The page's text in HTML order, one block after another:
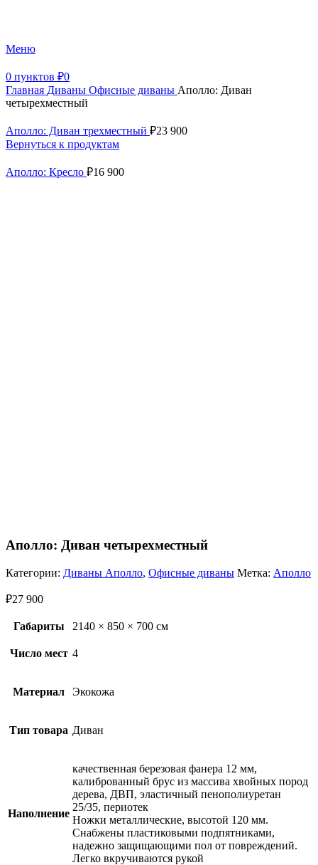
Меню
0 пунктов ₽0
Главная Диваны Офисные диваны Аполло: Диван
четырехместный
Аполло: Диван трехместный ₽23 900
Вернуться к продуктам
Аполло: Кресло ₽16 900
Аполло: Диван четырехместный
Категории: Диваны Аполло, Офисные диваны Метка: Аполло
₽27 900
Габариты 2140 × 850 × 700 см
Число мест 4
Материал Экокожа
Тип товара Диван
Наполнение
качественная березовая фанера 12 мм,
калиброванный брус из массива хвойных пород
дерева, ДВП, эластичный пенополиуретан
25/35, периотек
Ножки металлические, высотой 120 мм.
Снабжены пластиковыми подпятниками,
надежно защищающими пол от повреждений.
Легко вкручиваются рукой